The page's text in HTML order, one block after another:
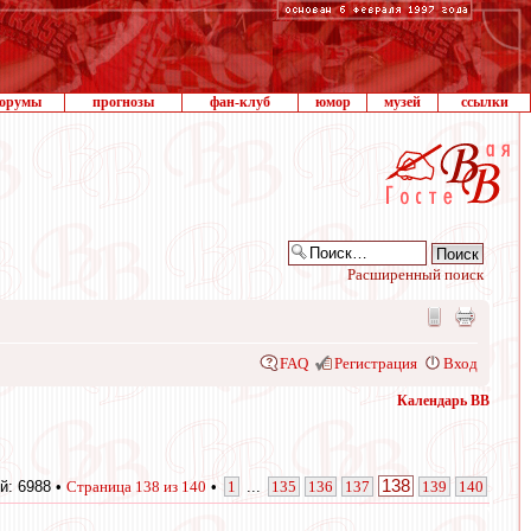
прогнозы фан-клуб юмор музей ссылки
Расширенный поиск
FAQ Регистрация Вход
Календарь ВВ
6988 • Страница 138 из 140 • 1 135 136 137 138 139 140